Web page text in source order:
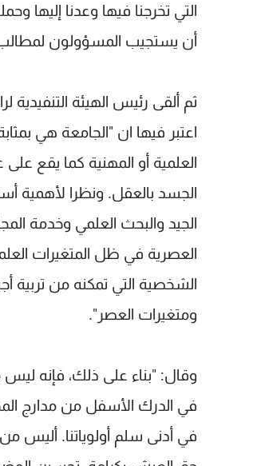
التي تخرجنا فيها وعدنا إليها
أن يستجيب المسؤولون لمطالب
ثم ألقى رئيس الهيئة التنفيدية
اعتبر فيها ان "الجامعة هي
العلمية أو المهنية كما يقع
الجسد بالعقل. ونظرا لأهمية
الجيد والبحث العلمي وخدمة
العصرية في ظل المتغيرات
الشخصية التي تمكنه من تربية
ومتغيرات العصر".
وقال: "بناء على ذلك، فإنه
في الدرك الأسفل من مدارج
في أدنى سلم أولوياتنا. أليس